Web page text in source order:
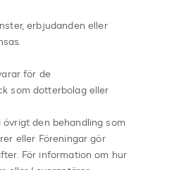
erbjudanden eller
för de
som dotterbolag eller
den behandling som
eller Föreningar gör
För information om hur